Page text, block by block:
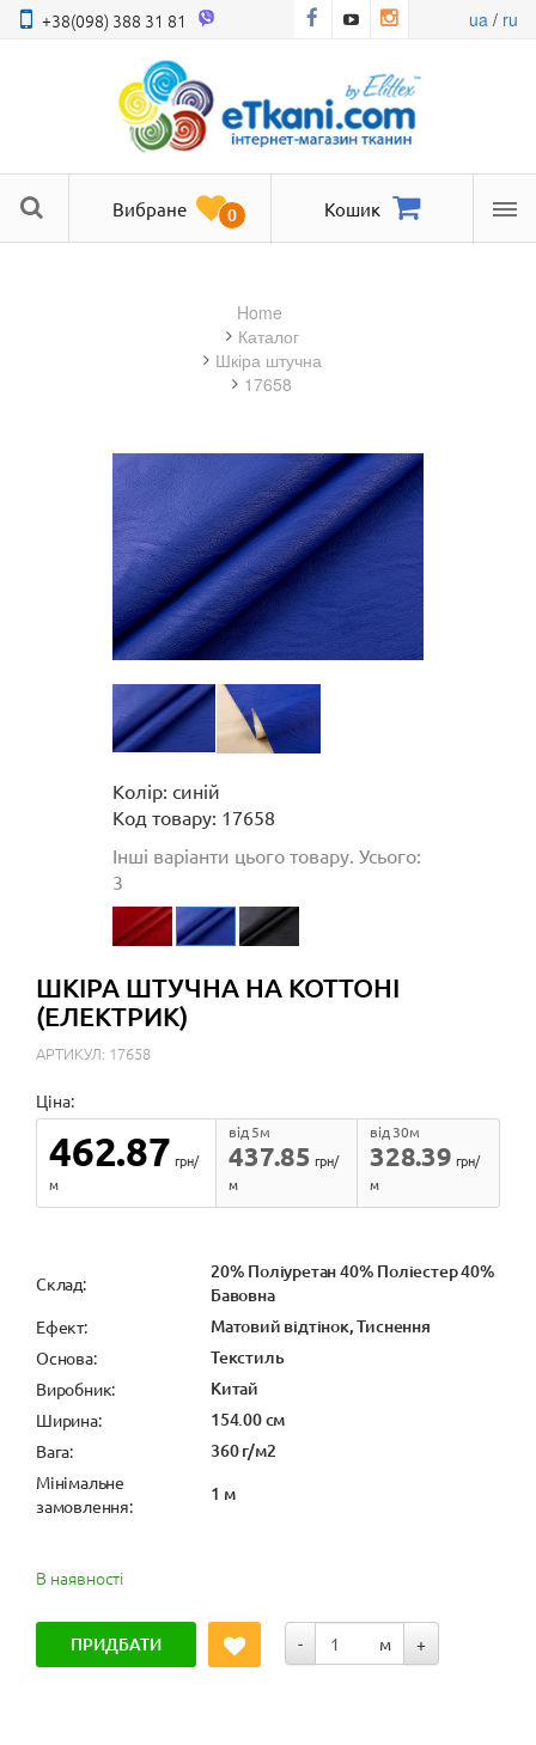
+38(098) 388 31 81 ua/ ru
Вибране 0 Кошик
Home
Каталог
шкіра штучна
17658
Колір: синій
Код товару: 17658
Інші варіанти цього товару. Усього:
3
ШКІРА ШТУЧНА НА КОТТОНІ
(ЕЛЕКТРИК)
АРТИКУЛ: 17658
Ціна:
462.87 грн/
м
437.85
від 5м
грн/
м
328.39
від 30м
грн/
м
Cклад:
20% Поліуретан 40% Поліестер 40%
Бавовна
Ефект: Матовий відтінок, Тиснення
Основа: Текстиль
Виробник: Китай
Ширина: 154.00 см
Вага: 360 г/м2
Мінімальне
замовлення:
1 м
В наявності
ПРИДБАТИ - м +